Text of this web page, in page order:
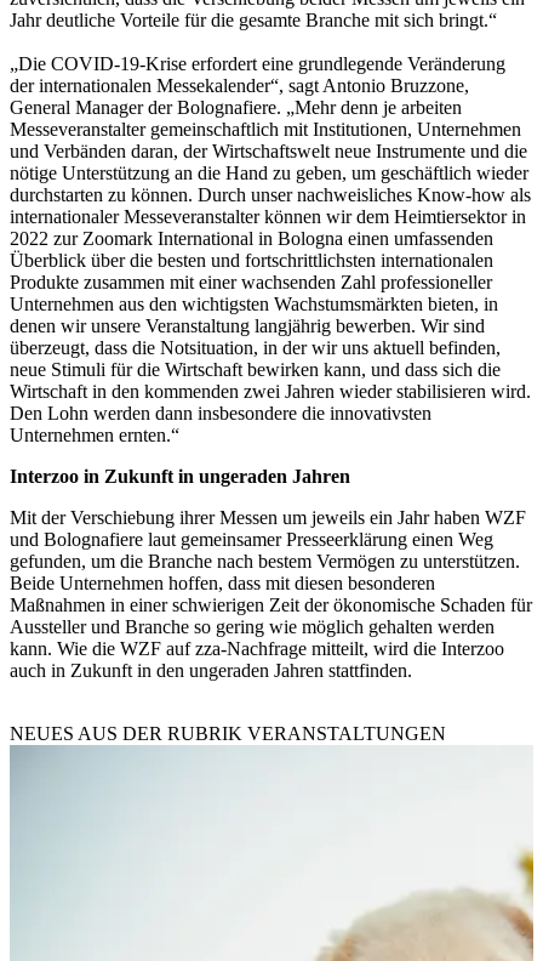
Jahr deutliche Vorteile für die gesamte Branche mit sich bringt.“
„Die COVID-19-Krise erfordert eine grundlegende Veränderung
der internationalen Messekalender“, sagt Antonio Bruzzone,
General Manager der Bolognafiere. „Mehr denn je arbeiten
Messeveranstalter gemeinschaftlich mit Institutionen, Unternehmen
und Verbänden daran, der Wirtschaftswelt neue Instrumente und die
nötige Unterstützung an die Hand zu geben, um geschäftlich wieder
durchstarten zu können. Durch unser nachweisliches Know-how als
internationaler Messeveranstalter können wir dem Heimtiersektor in
2022 zur Zoomark International in Bologna einen umfassenden
Überblick über die besten und fortschrittlichsten internationalen
Produkte zusammen mit einer wachsenden Zahl professioneller
Unternehmen aus den wichtigsten Wachstumsmärkten bieten, in
denen wir unsere Veranstaltung langjährig bewerben. Wir sind
überzeugt, dass die Notsituation, in der wir uns aktuell befinden,
neue Stimuli für die Wirtschaft bewirken kann, und dass sich die
Wirtschaft in den kommenden zwei Jahren wieder stabilisieren wird.
Den Lohn werden dann insbesondere die innovativsten
Unternehmen ernten.“
Interzoo in Zukunft in ungeraden Jahren
Mit der Verschiebung ihrer Messen um jeweils ein Jahr haben WZF
und Bolognafiere laut gemeinsamer Presseerklärung einen Weg
gefunden, um die Branche nach bestem Vermögen zu unterstützen.
Beide Unternehmen hoffen, dass mit diesen besonderen
Maßnahmen in einer schwierigen Zeit der ökonomische Schaden für
Aussteller und Branche so gering wie möglich gehalten werden
kann. Wie die WZF auf zza-Nachfrage mitteilt, wird die Interzoo
auch in Zukunft in den ungeraden Jahren stattfinden.
NEUES AUS DER RUBRIK VERANSTALTUNGEN